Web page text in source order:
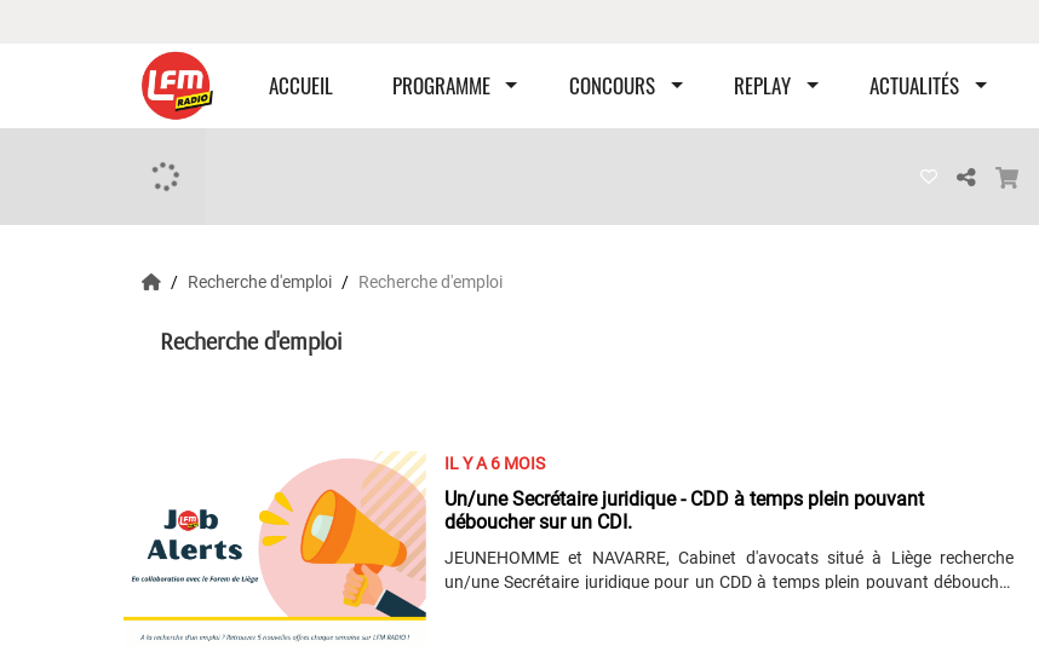
ACCUEIL PROGRAMME CONCOURS REPLAY ACTUALITÉS
Recherche d'emploi Recherche d'emploi
Recherche d'emploi
IL Y A 6 MOIS
Un/une Secrétaire juridique - CDD à temps plein pouvant
déboucher sur un CDI.
JEUNEHOMME et NAVARRE, Cabinet d'avocats situé à Liège recherche
un/une Secrétaire juridique pour un CDD à temps plein pouvant déboucher